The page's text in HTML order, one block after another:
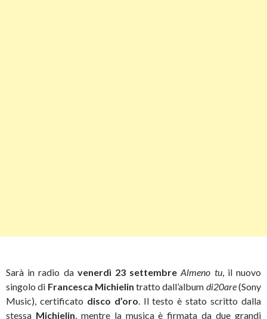
Sarà in radio da venerdì 23 settembreAlmeno tu, il nuovo
singolo di Francesca Michielintratto dall’album di20are(Sony
Music), certificato disco d’oro . Il testo è stato scritto dalla
stessa Michielin , mentre la musica è firmata da due grandi